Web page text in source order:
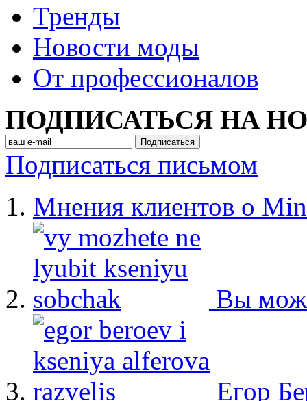
Тренды
Новости моды
От профессионалов
ПОДПИСАТЬСЯ НА
Подписаться письмом
Мнения клиентов о
Вы
Егор